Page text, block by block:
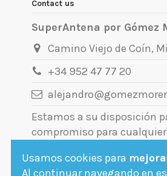
Contact us
SuperAntena por Gómez
Camino Viejo de Coín,
+34 952 47 77 20
Estamos a su disposición
compromiso para
Usamos cookies para
Al continuar navegando en